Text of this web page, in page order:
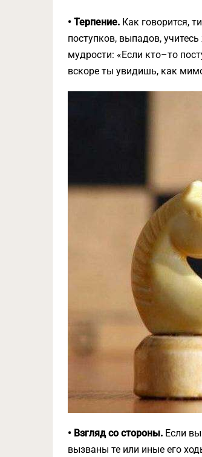
• Терпение. Как говорится,
поступков, выпадов,
мудрости: «Если кто–то
вскоре ты увидишь, как
• Взгляд со стороны. Если
вызваны те или иные его